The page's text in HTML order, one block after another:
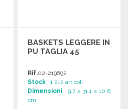
BASKETS LEGGERE IN
PU TAGLIA 45
Rif.02-219892
Stock : 1 212 articoli
Dimensioni : 9.7 x 31.1 x 10.6
cm